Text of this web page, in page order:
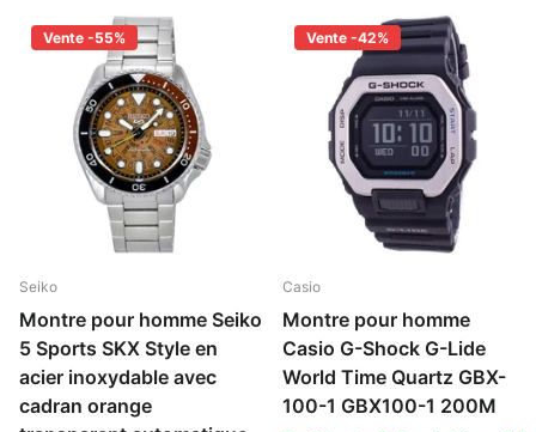
Vente -55%
Seiko
Montre pour homme Seiko
5 Sports SKX Style en
acier inoxydable avec
cadran orange
Vente -42%
Casio
Montre pour homme
Casio G-Shock G-Lide
World Time Quartz GBX-
100-1 GBX100-1 200M